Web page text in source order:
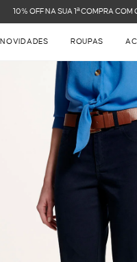
FRETE GRÁTIS NAS
NOVIDADES ROUPAS